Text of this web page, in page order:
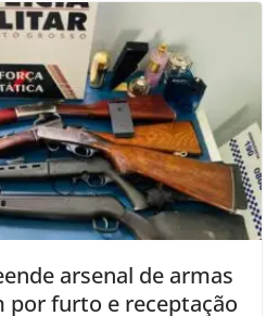
arsenal de armas
por furto e receptação